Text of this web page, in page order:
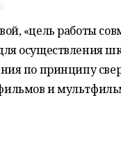
«цель работы
осуществления
по принципу
и